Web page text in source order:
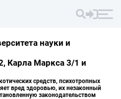
науки и
Карла Маркса 3/1 и
средств, психотропных
вред здоровью, их незаконный
законодательством